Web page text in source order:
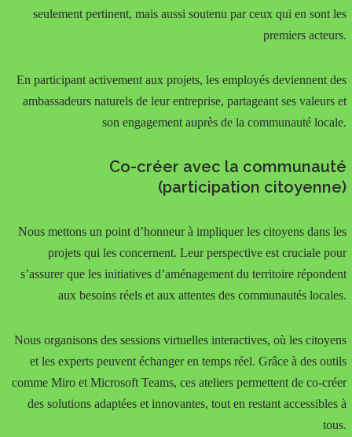
seulement pertinent, mais aussi soutenu par ceux qui en sont les
premiers acteurs.
En participant activement aux projets, les employés deviennent des
ambassadeurs naturels de leur entreprise, partageant ses valeurs et
son engagement auprès de la communauté locale.
Co-créer avec la communauté
(participation citoyenne)
Nous mettons un point d’honneur à impliquer les citoyens dans les
projets qui les concernent. Leur perspective est cruciale pour
s’assurer que les initiatives d’aménagement du territoire répondent
aux besoins réels et aux attentes des communautés locales.
Nous organisons des sessions virtuelles interactives, où les citoyens
et les experts peuvent échanger en temps réel. Grâce à des outils
comme Miro et Microsoft Teams, ces ateliers permettent de co-créer
des solutions adaptées et innovantes, tout en restant accessibles à
tous.